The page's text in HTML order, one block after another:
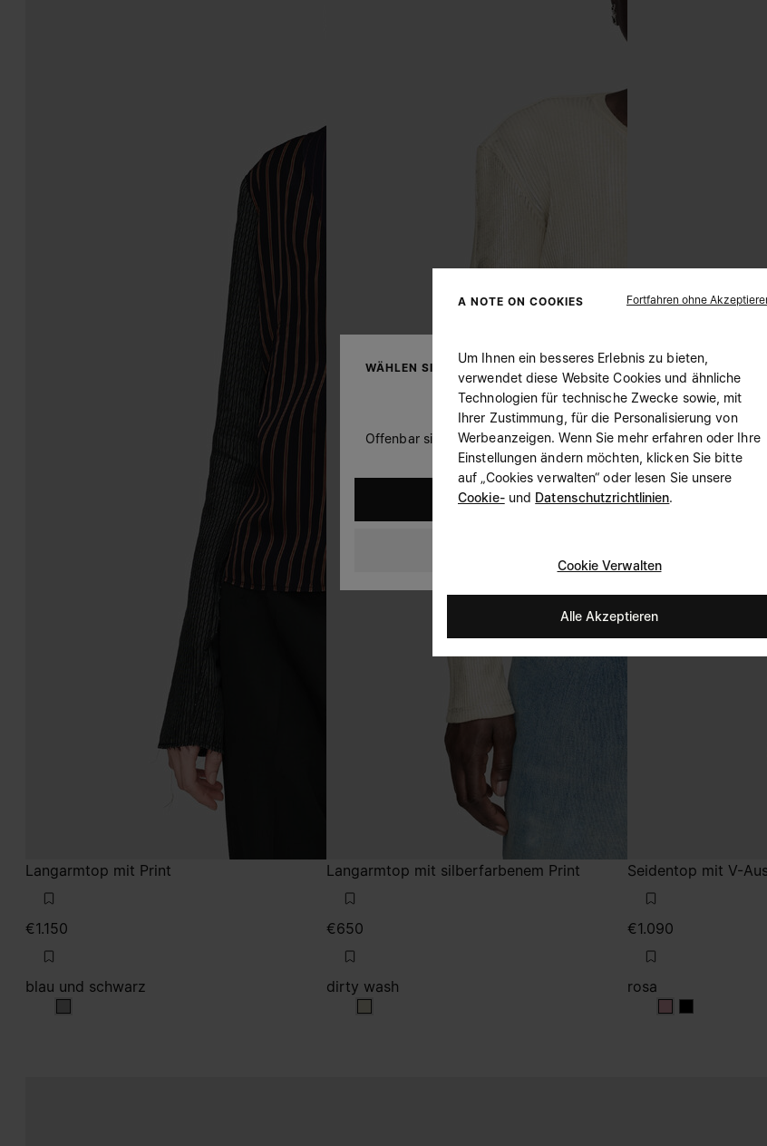
Langarmtop mit Print
€1.150
blau und schwarz
blau und schwarz
Langarmtop mit silberfarbenem Print
€650
dirty wash
dirty wash
Seidentop mit V-
€1.090
rosa
rosarosa
WÄHLEN SIE IHREN AUFENTHALTSORT
Offenbar sind Sie in United States. Möchten Sie Ihren
United States
A NOTE ON COOKIES Fortfahren ohne
Um Ihnen ein besseres Erlebnis zu bieten,
verwendet diese Website Cookies und ähnliche
Technologien für technische Zwecke sowie, mit
Ihrer Zustimmung, für die Personalisierung von
Werbeanzeigen. Wenn Sie mehr erfahren oder Ihre
Einstellungen ändern möchten, klicken Sie bitte
auf „Cookies verwalten“ oder lesen Sie unsere
Cookie-und Datenschutzrichtlinien.
Cookie Verwalten
Alle Akzeptieren